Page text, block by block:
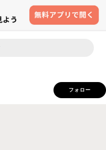
フォロー